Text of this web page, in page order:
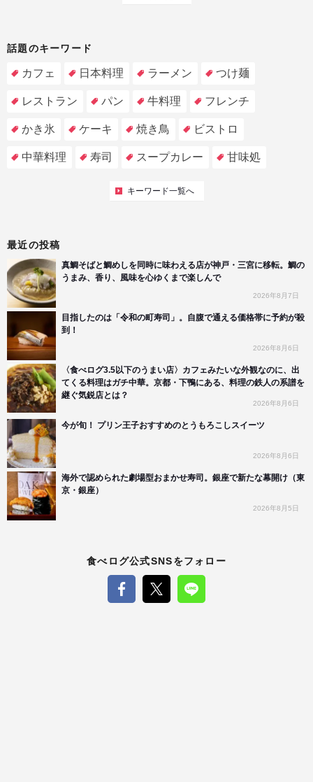
話題のキーワード
カフェ 日本料理 ラーメン つけ麺
レストラン パン 牛料理 フレンチ
かき氷 ケーキ 焼き鳥 ビストロ
中華料理 寿司 スープカレー 甘味処
キーワード一覧へ
最近の投稿
真鯛そばと鯛めしを同時に味わえる店が神戸・三宮に移転。鯛の
うまみ、香り、風味を心ゆくまで楽しんで
2026年8月7日
目指したのは「令和の町寿司」。自腹で通える価格帯に予約が殺
到！
2026年8月6日
〈食べログ3.5以下のうまい店〉カフェみたいな外観なのに、出
てくる料理はガチ中華。京都・下鴨にある、料理の鉄人の系譜を
継ぐ気鋭店とは？
2026年8月6日
今が旬！ プリン王子おすすめのとうもろこしスイーツ
2026年8月6日
海外で認められた劇場型おまかせ寿司。銀座で新たな幕開け（東
京・銀座）
2026年8月5日
食べログ公式SNSをフォロー